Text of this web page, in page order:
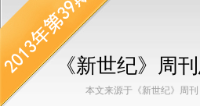
《新世纪》周
本文来源于《新世纪》周刊